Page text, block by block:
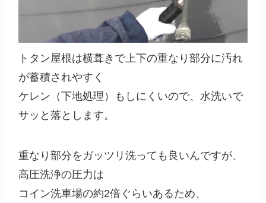
トタン屋根は横葺きで上下の重なり部分に汚れ
が蓄積されやすく
ケレン（下地処理）もしにくいので、水洗いで
サッと落とします。
重なり部分をガッツリ洗っても良いんですが、
高圧洗浄の圧力は
コイン洗車場の約2倍ぐらいあるため、